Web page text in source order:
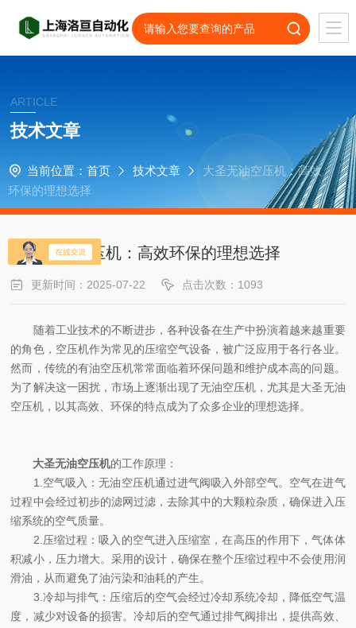
ARTICLE
技术文章
当前位置： 首页 技术文章
大圣无油空压机：高效
环保的理想选择
大圣无油空压机：高效环保的理想选择
更新时间：2025-07-22 点击次数：1093
随着工业技术的不断进步，各种设备在生产中扮演着越来越重要
的角色，空压机作为常见的压缩空气设备，被广泛应用于各行各业。
然而，传统的有油空压机常常面临着环保问题和维护成本高的问题。
为了解决这一困扰，市场上逐渐出现了无油空压机，尤其是大圣无油
空压机，以其高效、环保的特点成为了众多企业的理想选择。
大圣无油空压机的工作原理：
1.空气吸入：无油空压机通过进气阀吸入外部空气。空气在进气
过程中会经过初步的滤网过滤，去除其中的大颗粒杂质，确保进入压
缩系统的空气质量。
2.压缩过程：吸入的空气进入压缩室，在高压的作用下，气体体
积减小，压力增大。采用的设计，确保在整个压缩过程中不会使用润
滑油，从而避免了油污染和油耗的产生。
3.冷却与排气：压缩后的空气会经过冷却系统冷却，降低空气温
度，减少对设备的损害。冷却后的空气通过排气阀排出，提供高效、